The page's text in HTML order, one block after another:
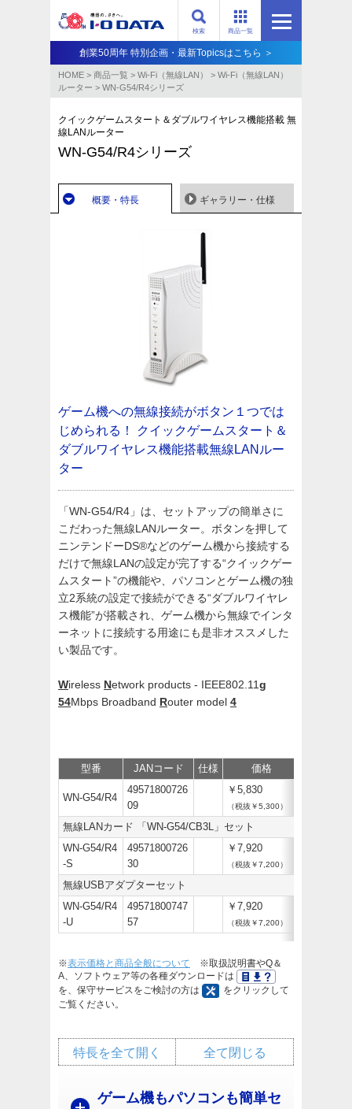
商品一覧
検索
創業50周年 特別企画・最新Topicsはこちら ＞
HOME > 商品一覧 > Wi-Fi（無線LAN） > Wi-Fi（無線LAN）
ルーター > WN-G54/R4シリーズ
クイックゲームスタート＆ダブルワイヤレス機能搭載 無
線LANルーター
WN-G54/R4シリーズ
概要・特長 ギャラリー・仕様
ゲーム機への無線接続がボタン１つでは
じめられる！ クイックゲームスタート＆
ダブルワイヤレス機能搭載無線LANルー
ター
「WN-G54/R4」は、セットアップの簡単さに
こだわった無線LANルーター。ボタンを押して
ニンテンドーDS®などのゲーム機から接続する
だけで無線LANの設定が完了する“クイックゲー
ムスタート”の機能や、パソコンとゲーム機の独
立2系統の設定で接続ができる“ダブルワイヤレ
ス機能”が搭載され、ゲーム機から無線でインタ
ーネットに接続する用途にも是非オススメした
い製品です。
Wireless Network products - IEEE802.11g
54Mbps Broadband Router model 4
型番 JANコード 仕様 価格
WN-G54/R4
49571800726
09
￥5,830
（税抜￥5,300）
無線LANカード 「WN-G54/CB3L」セット
WN-G54/R4
-S
49571800726
30
￥7,920
（税抜￥7,200）
無線USBアダプターセット
WN-G54/R4
-U
49571800747
57
￥7,920
（税抜￥7,200）
※表示価格と商品全般について ※取扱説明書やQ＆
A、ソフトウェア等の各種ダウンロードは
を、保守サービスをご検討の方は
をクリックして
ご覧ください。
全て閉じる
特長を全て開く
ゲーム機もパソコンも簡単セ